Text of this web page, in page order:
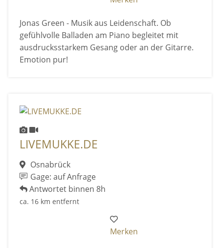
Jonas Green - Musik aus Leidenschaft. Ob
gefühlvolle Balladen am Piano begleitet mit
ausdrucksstarkem Gesang oder an der Gitarre.
Emotion pur!
LIVEMUKKE.DE
Osnabrück
Gage: auf Anfrage
Antwortet binnen 8h
ca. 16 km entfernt
Merken